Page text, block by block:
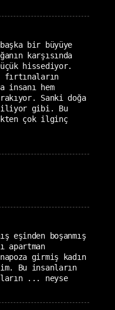
bir büyüye
karşısında
hissediyor.
fırtınaların
insanı hem
Sanki doğa
gibi. Bu
çok ilginç
eşinden boşanmış
apartman
girmiş kadın
Bu insanların
... neyse